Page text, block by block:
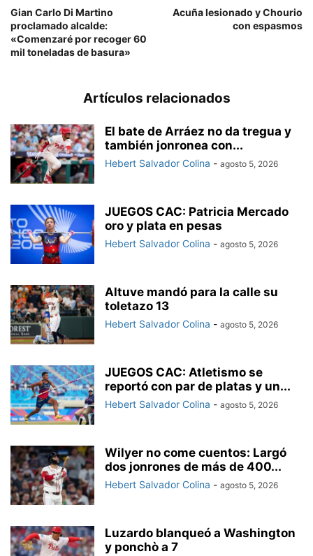
Gian Carlo Di Martino
proclamado alcalde:
«Comenzaré por recoger 60
mil toneladas de basura»
Acuña lesionado y Chourio
con espasmos
Artículos relacionados
El bate de Arráez no da tregua y
también jonronea con...
Hebert Salvador Colina - agosto 5, 2026
JUEGOS CAC: Patricia Mercado
oro y plata en pesas
Hebert Salvador Colina - agosto 5, 2026
Altuve mandó para la calle su
toletazo 13
Hebert Salvador Colina - agosto 5, 2026
JUEGOS CAC: Atletismo se
reportó con par de platas y un...
Hebert Salvador Colina - agosto 5, 2026
Wilyer no come cuentos: Largó
dos jonrones de más de 400...
Hebert Salvador Colina - agosto 5, 2026
Luzardo blanqueó a Washington
y ponchò a 7